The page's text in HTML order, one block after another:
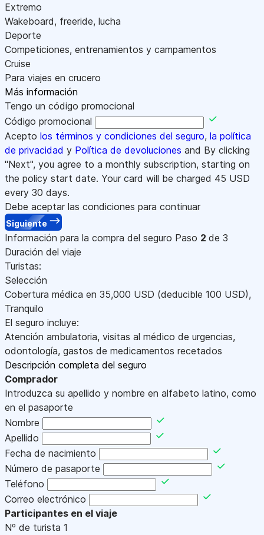
Extremo
Wakeboard, freeride, lucha
Deporte
Competiciones, entrenamientos y campamentos
Cruise
Para viajes en crucero
Más información
Tengo un código promocional
Código promocional
Acepto los términos y condiciones del seguro, la política
de privacidad y Política de devoluciones and By clicking
"Next", you agree to a monthly subscription, starting on
the policy start date. Your card will be charged 45 USD
every 30 days.
Debe aceptar las condiciones para continuar
Siguiente
Información para la compra del seguro Paso 2 de 3
Duración del viaje
Turistas:
Selección
Cobertura médica en 35,000 USD (deducible 100 USD),
Tranquilo
El seguro incluye:
Atención ambulatoria, visitas al médico de urgencias,
odontología, gastos de medicamentos recetados
Descripción completa del seguro
Comprador
Introduzca su apellido y nombre en alfabeto latino, como
en el pasaporte
Nombre
Apellido
Fecha de nacimiento
Número de pasaporte
Teléfono
Correo electrónico
Participantes en el viaje
Nº de turista 1